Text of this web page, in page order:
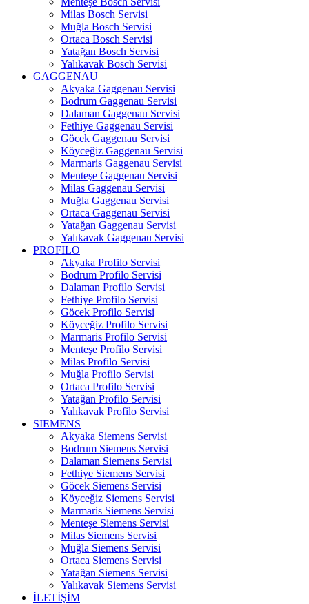
Milas Bosch Servisi
Muğla Bosch Servisi
Ortaca Bosch Servisi
Yatağan Bosch Servisi
Yalıkavak Bosch Servisi
GAGGENAU
Akyaka Gaggenau Servisi
Bodrum Gaggenau Servisi
Dalaman Gaggenau Servisi
Fethiye Gaggenau Servisi
Göcek Gaggenau Servisi
Köyceğiz Gaggenau Servisi
Marmaris Gaggenau Servisi
Menteşe Gaggenau Servisi
Milas Gaggenau Servisi
Muğla Gaggenau Servisi
Ortaca Gaggenau Servisi
Yatağan Gaggenau Servisi
Yalıkavak Gaggenau Servisi
PROFILO
Akyaka Profilo Servisi
Bodrum Profilo Servisi
Dalaman Profilo Servisi
Fethiye Profilo Servisi
Göcek Profilo Servisi
Köyceğiz Profilo Servisi
Marmaris Profilo Servisi
Menteşe Profilo Servisi
Milas Profilo Servisi
Muğla Profilo Servisi
Ortaca Profilo Servisi
Yatağan Profilo Servisi
Yalıkavak Profilo Servisi
SIEMENS
Akyaka Siemens Servisi
Bodrum Siemens Servisi
Dalaman Siemens Servisi
Fethiye Siemens Servisi
Göcek Siemens Servisi
Köyceğiz Siemens Servisi
Marmaris Siemens Servisi
Menteşe Siemens Servisi
Milas Siemens Servisi
Muğla Siemens Servisi
Ortaca Siemens Servisi
Yatağan Siemens Servisi
Yalıkavak Siemens Servisi
İLETİŞİM